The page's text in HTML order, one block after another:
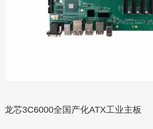
龙芯3C6000全国产化ATX工业主板